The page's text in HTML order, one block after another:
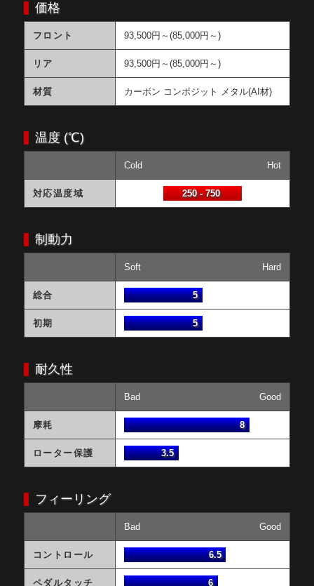
価格
フロント 93,500円～(85,000円～)
リア 93,500円～(85,000円～)
材質 カーボン コンポジット メタル(AI材)
温度 (℃)
Cold Hot
対応温度域 250 - 750
制動力
Soft Hard
総合 5
初期 5
耐久性
Bad Good
摩耗 8
ローター保護 3.5
フィーリング
Bad Good
コントロール 6.5
ペダルタッチ 6